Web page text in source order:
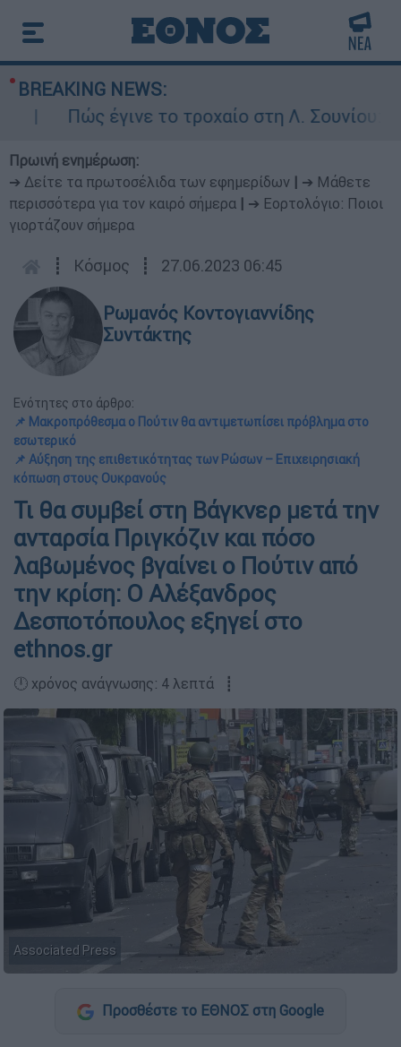
BREAKING NEWS:
Πώς έγινε το τροχαίο στη Λ. Σουνίου:
Πρωινή ενημέρωση:
➔ Δείτε τα πρωτοσέλιδα των εφημερίδων
➔ Μάθετε
περισσότερα για τον καιρό σήμερα
➔ Εορτολόγιο: Ποιοι
γιορτάζουν σήμερα
┋ Κόσμος ┋ 27.06.2023 06:45
Ρωμανός Κοντογιαννίδης
Συντάκτης
Ενότητες στο άρθρο:
📌 Μακροπρόθεσμα ο Πούτιν θα αντιμετωπίσει πρόβλημα στο
εσωτερικό
📌 Αύξηση της επιθετικότητας των Ρώσων – Επιχειρησιακή
κόπωση στους Ουκρανούς
Τι θα συμβεί στη Βάγκνερ μετά την
ανταρσία Πριγκόζιν και πόσο
λαβωμένος βγαίνει ο Πούτιν από
την κρίση: Ο Αλέξανδρος
Δεσποτόπουλος εξηγεί στο
ethnos.gr
🕛 χρόνος ανάγνωσης: 4 λεπτά ┋
Associated Press
Προσθέστε το ΕΘΝΟΣ στη Google